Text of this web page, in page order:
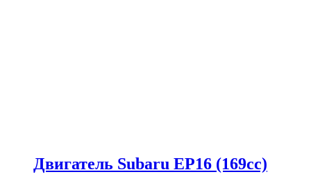
Двигатель Subaru EP16 (169сс)